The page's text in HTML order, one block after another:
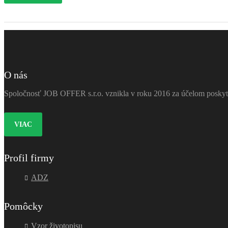
O nás
Spoločnosť JOB OFFER s.r.o. vznikla v roku 2016 za účelom
VIAC
Profil firmy
ADZ
Pomôcky
Vzor životopisu